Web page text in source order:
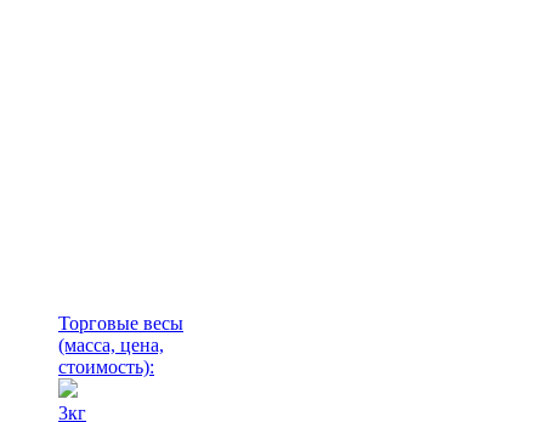
Торговые весы
(масса, цена,
стоимость):
3кг